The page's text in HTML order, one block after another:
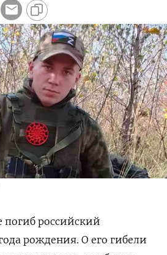
погиб российский
рождения. О его гибели